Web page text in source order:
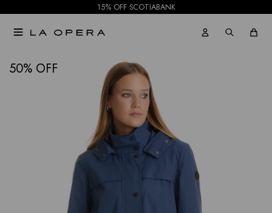
15% OFF SCOTIABANK

50 NOTIFICARME